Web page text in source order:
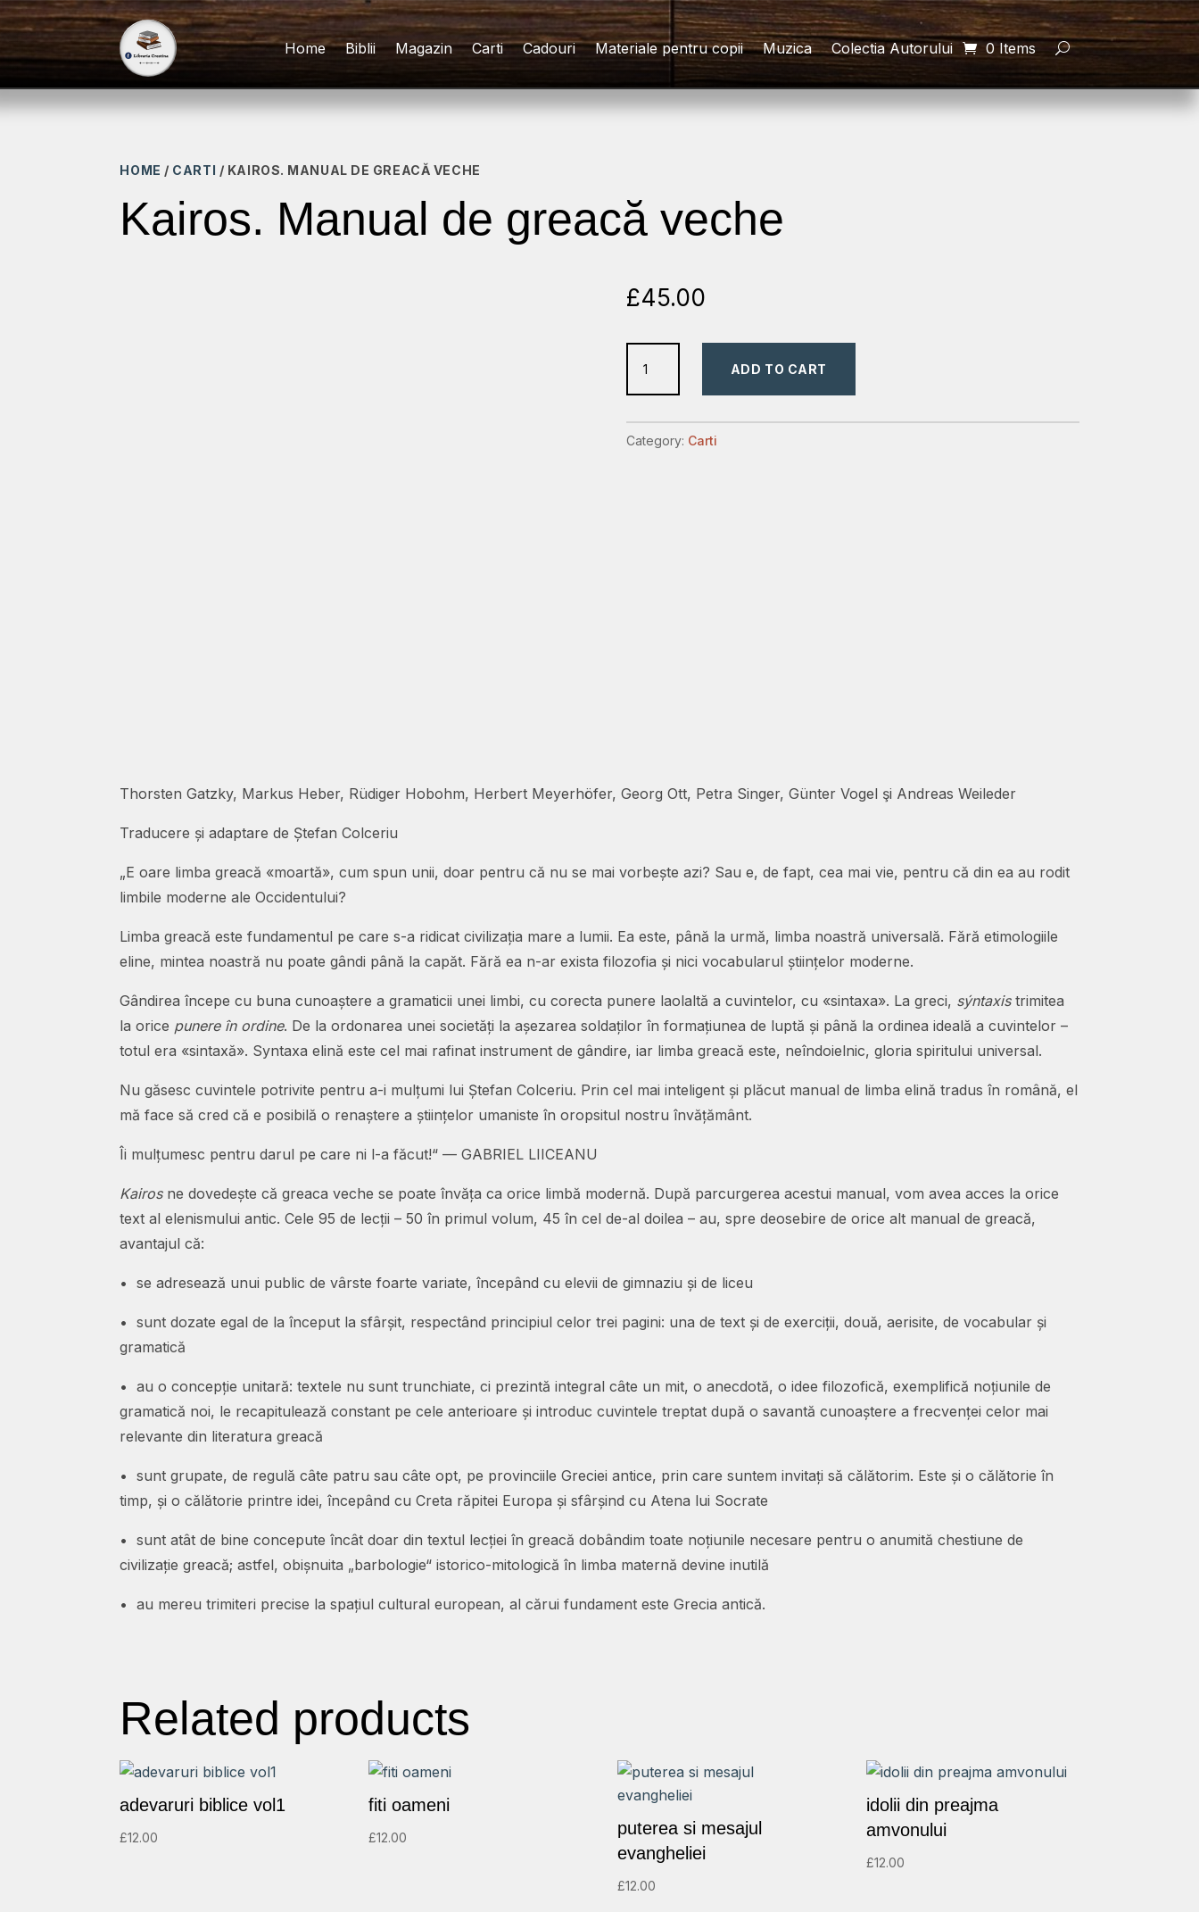
Home Biblii Magazin Carti Cadouri Materiale pentru copii Muzica Colectia Autorului 0 Items
HOME / CARTI / KAIROS. MANUAL DE GREACĂ VECHE
Kairos. Manual de greacă veche
£45.00
ADD TO CART
Category: Carti
Thorsten Gatzky, Markus Heber, Rüdiger Hobohm, Herbert Meyerhöfer, Georg Ott, Petra Singer, Günter Vogel şi Andreas Weileder
Traducere și adaptare de Ștefan Colceriu
„E oare limba greacă «moartă», cum spun unii, doar pentru că nu se mai vorbește azi? Sau e, de fapt, cea mai vie, pentru că din ea au rodit
limbile moderne ale Occidentului?
Limba greacă este fundamentul pe care s-a ridicat civilizația mare a lumii. Ea este, până la urmă, limba noastră universală. Fără etimologiile
eline, mintea noastră nu poate gândi până la capăt. Fără ea n-ar exista filozofia și nici vocabularul științelor moderne.
Gândirea începe cu buna cunoaștere a gramaticii unei limbi, cu corecta punere laolaltă a cuvintelor, cu «sintaxa». La greci, sýntaxistrimitea
la orice punere în ordine. De la ordonarea unei societăți la așezarea soldaților în formațiunea de luptă și până la ordinea ideală a cuvintelor –
totul era «sintaxă». Syntaxa elină este cel mai rafinat instrument de gândire, iar limba greacă este, neîndoielnic, gloria spiritului universal.
Nu găsesc cuvintele potrivite pentru a-i mulțumi lui Ștefan Colceriu. Prin cel mai inteligent și plăcut manual de limba elină tradus în română, el
mă face să cred că e posibilă o renaștere a științelor umaniste în oropsitul nostru învățământ.
Îi mulțumesc pentru darul pe care ni l-a făcut!“ — GABRIEL LIICEANU
Kairosne dovedește că greaca veche se poate învăța ca orice limbă modernă. După parcurgerea acestui manual, vom avea acces la orice
text al elenismului antic. Cele 95 de lecții – 50 în primul volum, 45 în cel de-al doilea – au, spre deosebire de orice alt manual de greacă,
avantajul că:
• se adresează unui public de vârste foarte variate, începând cu elevii de gimnaziu și de liceu
• sunt dozate egal de la început la sfârșit, respectând principiul celor trei pagini: una de text și de exerciții, două, aerisite, de vocabular și
gramatică
• au o concepție unitară: textele nu sunt trunchiate, ci prezintă integral câte un mit, o anecdotă, o idee filozofică, exemplifică noțiunile de
gramatică noi, le recapitulează constant pe cele anterioare și introduc cuvintele treptat după o savantă cunoaștere a frecvenței celor mai
relevante din literatura greacă
• sunt grupate, de regulă câte patru sau câte opt, pe provinciile Greciei antice, prin care suntem invitați să călătorim. Este și o călătorie în
timp, și o călătorie printre idei, începând cu Creta răpitei Europa și sfârșind cu Atena lui Socrate
• sunt atât de bine concepute încât doar din textul lecției în greacă dobândim toate noțiunile necesare pentru o anumită chestiune de
civilizație greacă; astfel, obișnuita „barbologie“ istorico-mitologică în limba maternă devine inutilă
• au mereu trimiteri precise la spațiul cultural european, al cărui fundament este Grecia antică.
Related products
adevaruri biblice vol1
£12.00
fiti oameni
£12.00
puterea si mesajul
evangheliei
£12.00
idolii din preajma
amvonului
£12.00